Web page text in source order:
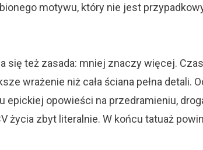
motywu, który nie jest
się też zasada: mniej znaczy więcej.
wrażenie niż cała ściana pełna detali.
epickiej opowieści na przedramieniu,
życia zbyt literalnie. W końcu tatuaż